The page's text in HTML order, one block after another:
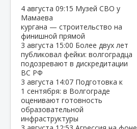
4 августа 09:15 Музей СВО у
Мамаева
кургана — строительство на
финишной прямой
3 августа 15:00 Более двух лет
публиковал фейки: волгоградца
подозревают в дискредитации
ВС РФ
3 августа 14:07 Подготовка к
1 сентября: в Волгограде
оценивают готовность
образовательной
инфраструктуры